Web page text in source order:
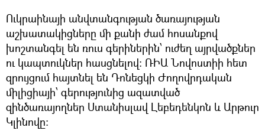
Ուկրաինայի անվտանգության ծառայության
աշխատակիցները մի քանի ժամ հոսանքով
խոշտանգել են ռուս գերիներին՝ ուժեղ այրվածքներ
ու կապտուկներ հասցնելով։ ՌԻԱ Նովոստիի հետ
զրույցում հայտնել են Դոնեցկի Ժողովրդական
միլիցիայի՝ գերությունից ազատված
զինծառայողներ Ստանիսլավ Լեբեդենկոն և Արթուր
Կլինովը: